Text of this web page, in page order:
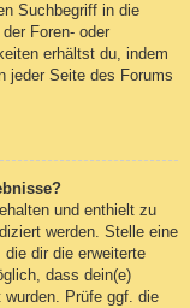
Suchbegriff in die
Foren- oder
erhältst du, indem
jeder Seite des Forums
und enthielt zu
werden. Stelle eine
dir die erweiterte
dass dein(e)
wurden. Prüfe ggf. die